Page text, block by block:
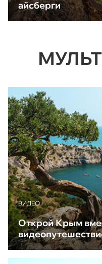
айсберги
ВИДЕО
Открой Крым